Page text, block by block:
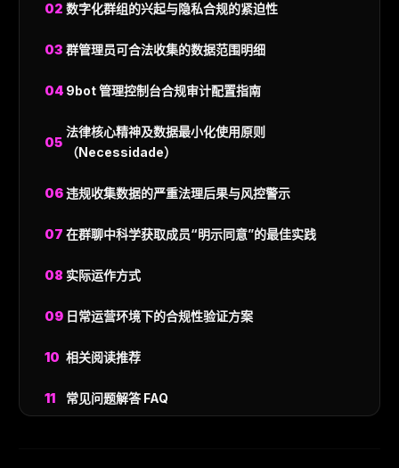
数字化群组的兴起与隐私合规的紧迫性
群管理员可合法收集的数据范围明细
9bot 管理控制台合规审计配置指南
法律核心精神及数据最小化使用原则
（Necessidade）
违规收集数据的严重法理后果与风控警示
在群聊中科学获取成员“明示同意”的最佳实践
实际运作方式
日常运营环境下的合规性验证方案
相关阅读推荐
常见问题解答 FAQ